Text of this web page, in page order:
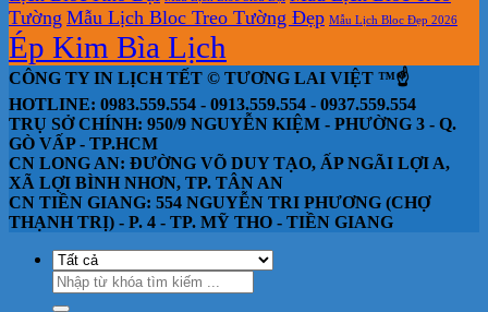
Tường Mẫu Lịch Bloc Treo Tường Đẹp Mẫu Lịch Bloc Đẹp 2026
Ép Kim Bìa Lịch
CÔNG TY IN LỊCH TẾT © TƯƠNG LAI VIỆT ™☝️
HOTLINE: 0983.559.554 - 0913.559.554 - 0937.559.554
TRỤ SỞ CHÍNH: 950/9 NGUYỄN KIỆM - PHƯỜNG 3 - Q.
GÒ VẤP - TP.HCM
CN LONG AN: ĐƯỜNG VÕ DUY TẠO, ẤP NGÃI LỢI A,
XÃ LỢI BÌNH NHƠN, TP. TÂN AN
CN TIỀN GIANG: 554 NGUYỄN TRI PHƯƠNG (CHỢ
THẠNH TRỊ) - P. 4 - TP. MỸ THO - TIỀN GIANG
Tìm
kiếm: